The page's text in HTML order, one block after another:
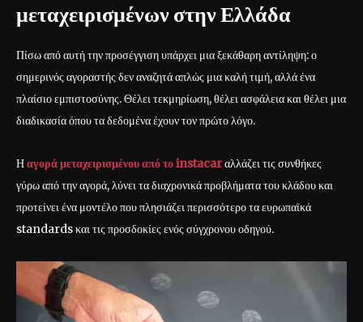
μεταχειρισμένων στην Ελλάδα
Πίσω από αυτή την προσέγγιση υπάρχει μια ξεκάθαρη αντίληψη: ο
σημερινός αγοραστής δεν αναζητά απλώς μια καλή τιμή, αλλά ένα
πλαίσιο εμπιστοσύνης. Θέλει τεκμηρίωση, θέλει ασφάλεια και θέλει μια
διαδικασία όπου τα δεδομένα έχουν τον πρώτο λόγο.
Ηαγορά μεταχειρισμένου από το instacarαλλάζει τις συνθήκες
γύρω από την αγορά, λύνει τα διαχρονικά προβλήματα του κλάδου και
προτείνει ένα μοντέλο που πλησιάζει περισσότερο τα ευρωπαϊκά
standards και τις προσδοκίες ενός σύγχρονου οδηγού.